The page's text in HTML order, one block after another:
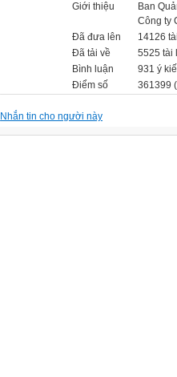
Giới thiệu
Ban
Công ty
Đã đưa lên
14126
Đã tải về
5525 tài
Bình luận
931 ý
Điểm số
361399 (
Nhắn tin cho người này